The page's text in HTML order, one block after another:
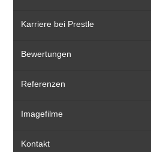
Karriere bei Prestle
Bewertungen
Referenzen
Imagefilme
Kontakt